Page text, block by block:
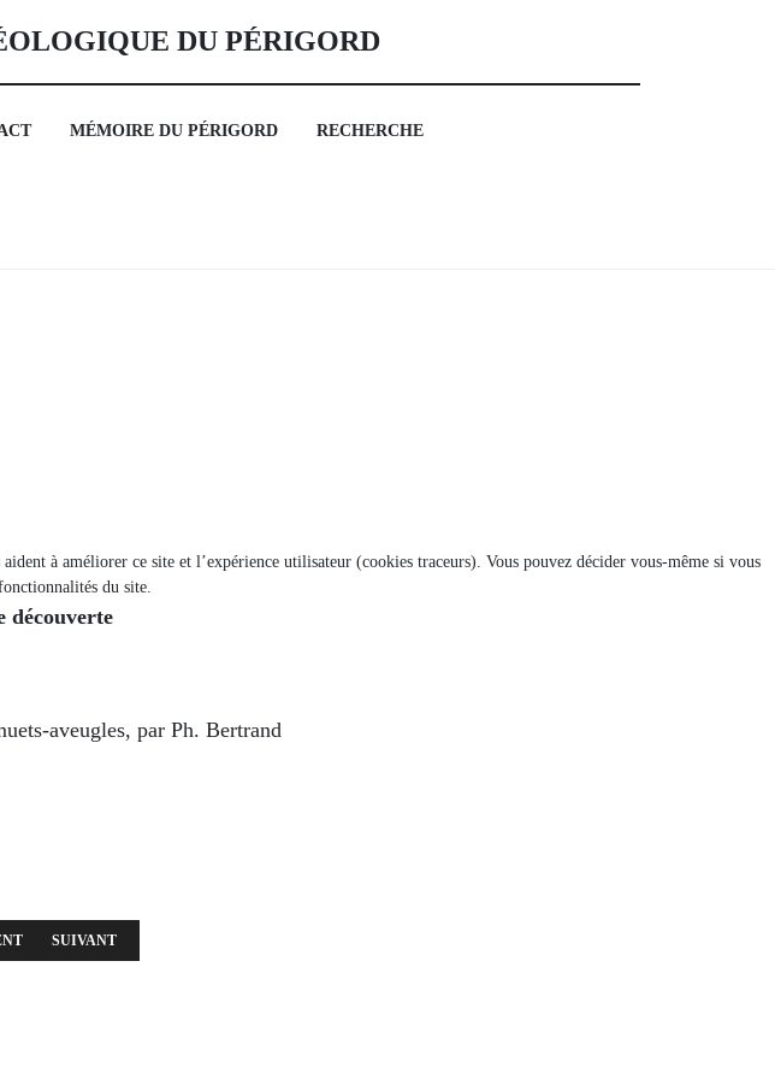
DU PÉRIGORD
MÉMOIRE DU PÉRIGORD RECHERCHE
découverte
aveugles, par Ph. Bertrand
: RÉUNION DU MERCREDI 2 NOVEMBRE 2022
ARTICLE SUIVANT : RÉUNION DU MERCREDI 7 SEPTEMBRE 2022
SUIVANT
à améliorer ce site et l’expérience utilisateur (cookies traceurs). Vous pouvez décider vous-même si vous
du site.